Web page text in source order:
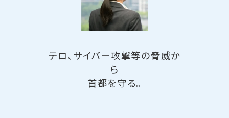
テロ、サイバー攻撃等の脅威か
ら
首都を守る。